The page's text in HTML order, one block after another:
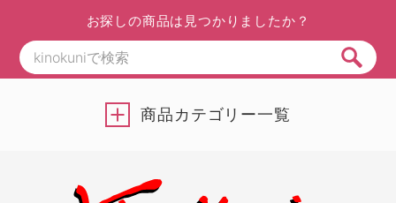
お探しの商品は見つかりましたか？
商品カテゴリー一覧